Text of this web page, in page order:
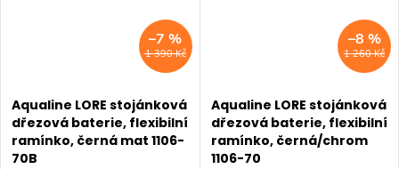
1 390 Kč
–7 %
Aqualine LORE stojánková
dřezová baterie, flexibilní
ramínko, černá mat 1106-
70B
1 260 Kč
–8 %
Aqualine LORE stojánková
dřezová baterie, flexibilní
ramínko, černá/chrom
1106-70